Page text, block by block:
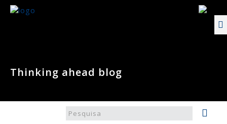
Thinking ahead blog